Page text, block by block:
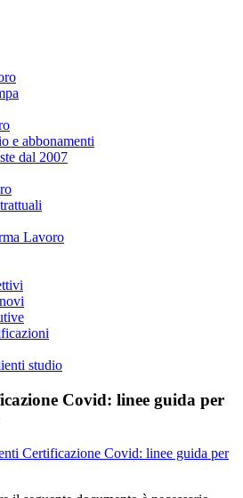
e abbonamenti
dal 2007
Lavoro
studio
Covid: linee guida per
Certificazione Covid: linee guida per